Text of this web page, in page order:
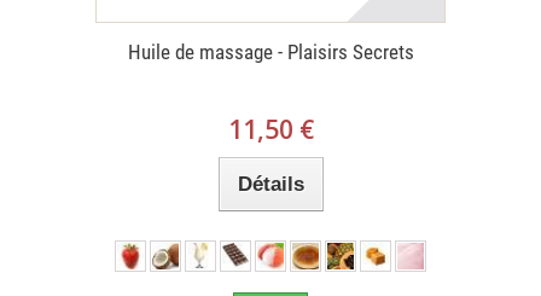
Huile de massage - Plaisirs Secrets
11,50 €
Détails